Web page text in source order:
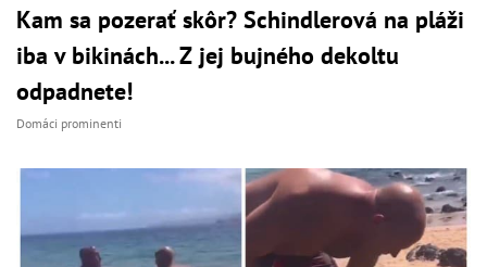
Kam sa pozerať skôr? Schindlerová na pláži
iba v bikinách... Z jej bujného dekoltu
odpadnete!
Domáci prominenti